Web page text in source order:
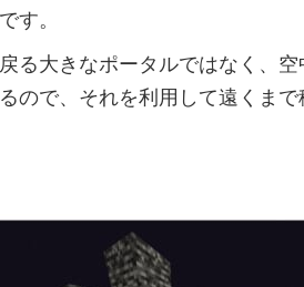
す。
る大きなポータルではなく、空
ので、それを利用して遠くまで